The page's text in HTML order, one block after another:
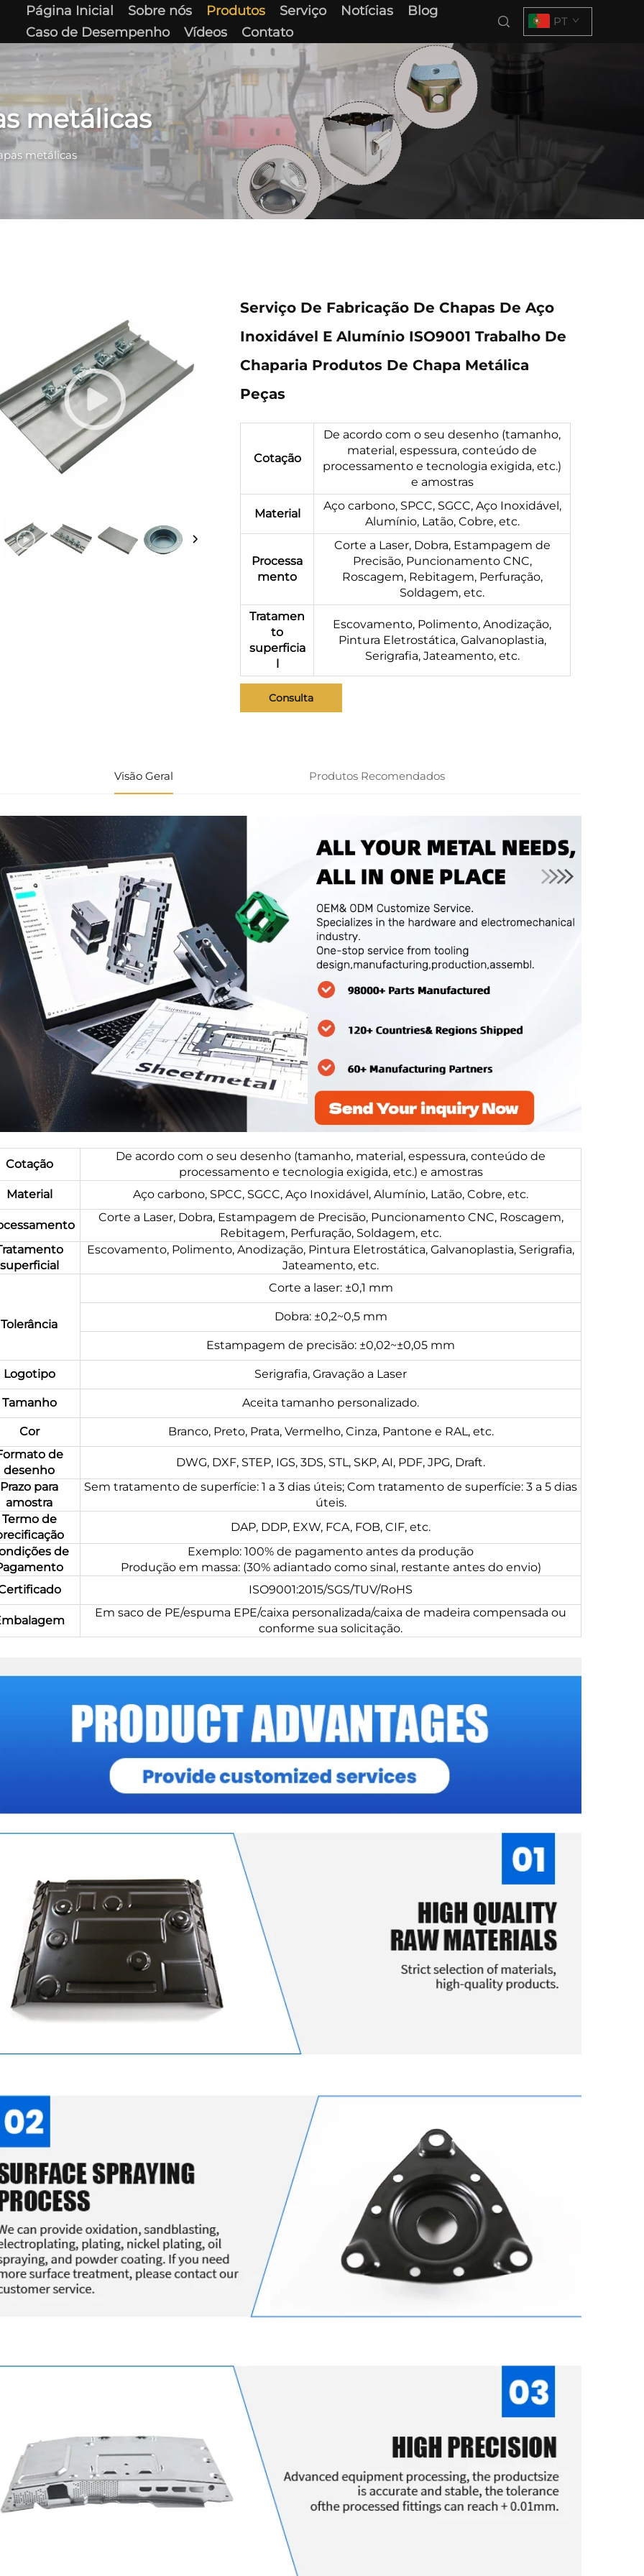
Página Inicial Sobre nós Produtos Serviço Notícias
Blog
Caso de Desempenho
Vídeos Contato
PT
metálicas
metálicas
Serviço De Fabricação De Chapas De Aço
Inoxidável E Alumínio ISO9001 Trabalho De
Chaparia Produtos De Chapa Metálica
Peças
Cotação
De acordo com o seu desenho (tamanho,
material, espessura, conteúdo de
processamento e tecnologia exigida, etc.)
e amostras
Material
Aço carbono, SPCC, SGCC, Aço Inoxidável,
Alumínio, Latão, Cobre, etc.
Processa
mento
Corte a Laser, Dobra, Estampagem de
Precisão, Puncionamento CNC,
Roscagem, Rebitagem, Perfuração,
Soldagem, etc.
Tratamen
to
superficia
l
Escovamento, Polimento, Anodização,
Pintura Eletrostática, Galvanoplastia,
Serigrafia, Jateamento, etc.
Consulta
Visão Geral Produtos Recomendados
Cotação
De acordo com o seu desenho (tamanho, material, espessura, conteúdo de
processamento e tecnologia exigida, etc.) e amostras
Material
Aço carbono, SPCC, SGCC, Aço Inoxidável, Alumínio, Latão, Cobre, etc.
Corte a Laser, Dobra, Estampagem de Precisão, Puncionamento CNC, Roscagem,
Rebitagem, Perfuração, Soldagem, etc.
superficial
Escovamento, Polimento, Anodização, Pintura Eletrostática, Galvanoplastia, Serigrafia,
Jateamento, etc.
Tolerância
Corte a laser: ±0,1 mm
Dobra: ±0,2~0,5 mm
Estampagem de precisão: ±0,02~±0,05 mm
Logotipo Serigrafia, Gravação a Laser
Tamanho Aceita tamanho personalizado.
Cor
Branco, Preto, Prata, Vermelho, Cinza, Pantone e RAL, etc.
de
desenho
DWG, DXF, STEP, IGS, 3DS, STL, SKP, AI, PDF, JPG, Draft.
Prazo para
amostra
Sem tratamento de superfície: 1 a 3 dias úteis; Com tratamento de superfície: 3 a 5 dias
úteis.
Termo de
DAP, DDP, EXW, FCA, FOB, CIF, etc.
de
Exemplo: 100% de pagamento antes da produção
Produção em massa: (30% adiantado como sinal, restante antes do envio)
ISO9001:2015/SGS/TUV/RoHS
Em saco de PE/espuma EPE/caixa personalizada/caixa de madeira compensada ou
conforme sua solicitação.